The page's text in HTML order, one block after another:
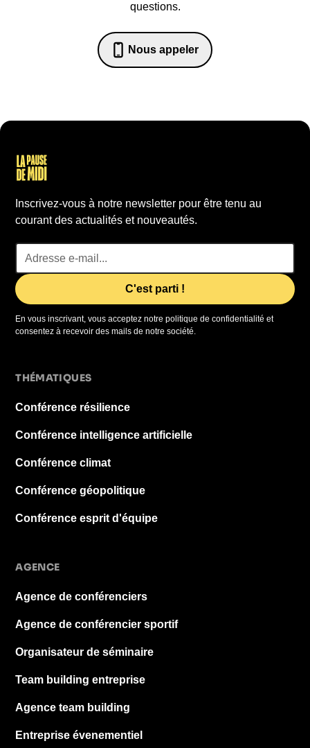
questions.
Nous appeler
07 82 68 65 18
Inscrivez-vous à notre newsletter pour être tenu au
courant des actualités et nouveautés.
En vous inscrivant, vous acceptez notre politique de confidentialité et
consentez à recevoir des mails de notre société.
THÉMATIQUES
Conférence résilience
Conférence intelligence artificielle
Conférence climat
Conférence géopolitique
Conférence esprit d'équipe
AGENCE
Agence de conférenciers
Agence de conférencier sportif
Organisateur de séminaire
Team building entreprise
Agence team building
Entreprise évenementiel